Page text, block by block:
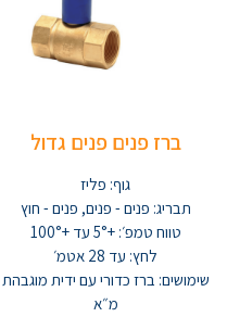
ברז פנים פנים גדול
גוף: פליז
תבריג: פנים - פנים, פנים - חוץ
טווח טמפ׳: +5° עד +100°
לחץ: עד 28 אטמ׳
שימושים: ברז כדורי עם ידית מוגבהת
מ״א